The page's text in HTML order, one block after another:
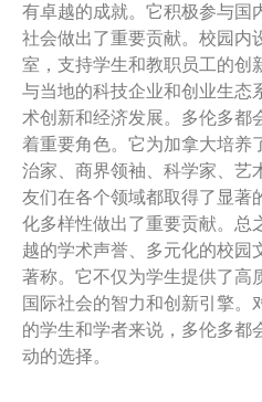
有卓越的成就。它积极参与国
社会做出了重要贡献。校园内
室，支持学生和教职员工的创
与当地的科技企业和创业生态
术创新和经济发展。多伦多都
着重要角色。它为加拿大培养
治家、商界领袖、科学家、艺
友们在各个领域都取得了显著
化多样性做出了重要贡献。总
越的学术声誉、多元化的校园
著称。它不仅为学生提供了高
国际社会的智力和创新引擎。
的学生和学者来说，多伦多都
动的选择。